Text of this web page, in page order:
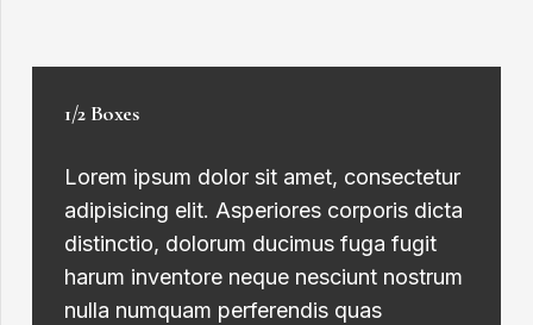
1/2 Boxes
Lorem ipsum dolor sit amet, consectetur
adipisicing elit. Asperiores corporis dicta
distinctio, dolorum ducimus fuga fugit
harum inventore neque nesciunt nostrum
nulla numquam perferendis quas